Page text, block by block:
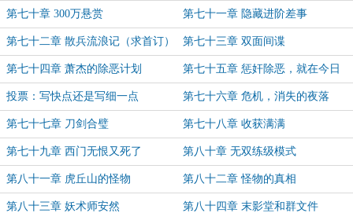
第七十章 300万悬赏 第七十一章 隐藏进阶差事
第七十二章 散兵流浪记（求首订） 第七十三章 双面间谍
第七十四章 萧杰的除恶计划 第七十五章 惩奸除恶，就在今日
（为白银盟主行侠仗义懒羊羊加更）
投票：写快点还是写细一点 第七十六章 危机，消失的夜落
第七十七章 刀剑合璧 第七十八章 收获满满
第七十九章 西门无恨又死了 第八十章 无双练级模式
第八十一章 虎丘山的怪物 第八十二章 怪物的真相
第八十三章 妖术师安然 第八十四章 末影堂和群文件